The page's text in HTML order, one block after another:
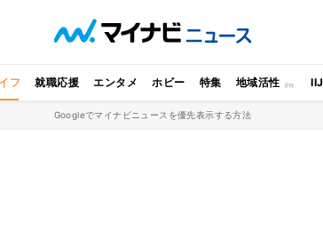
フ 就職応援 エンタメ ホビー 特集 地域活性 IIJ
Googleでマイナビニュースを優先表示する方法